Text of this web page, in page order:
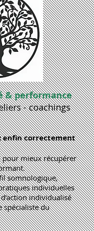
& performance
- coachings
enfin correctement
mieux récupérer
somnologique,
individuelles
individualisé
spécialiste du